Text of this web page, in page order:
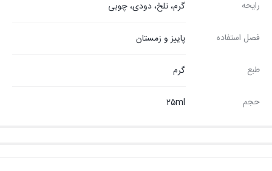
رایحه گرم، تلخ، دودی، چوبی
فصل استفاده پاییز و زمستان
طبع گرم
حجم 25ml